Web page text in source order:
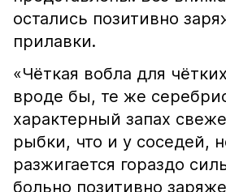
остались позитивно
прилавки.
«Чёткая вобла для
вроде бы, те же
характерный запах
рыбки, что и у соседей,
разжигается гораздо
больно позитивно